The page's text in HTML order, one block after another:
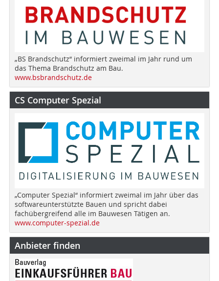
„BS Brandschutz“ informiert zweimal im Jahr rund um
das Thema Brandschutz am Bau.
www.bsbrandschutz.de
CS Computer Spezial
„Computer Spezial“ informiert zweimal im Jahr über das
softwareunterstützte Bauen und spricht dabei
fachübergreifend alle im Bauwesen Tätigen an.
www.computer-spezial.de
Anbieter finden